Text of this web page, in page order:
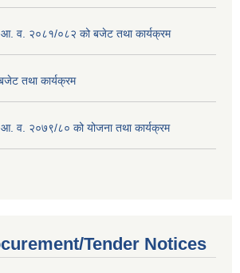
आ. व. २०८१/०८२ को बजेट तथा कार्यक्रम
तथा कार्यक्रम
आ. व. २०७९/८० को योजना तथा कार्यक्रम
Tender Notices